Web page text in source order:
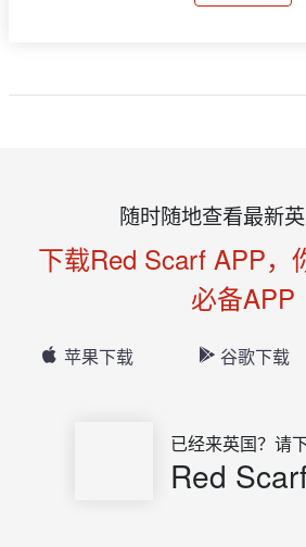
随时随地查看最新
下载Red Scarf APP，
必备APP
苹果下载 谷歌下载
已经来英国？请
Red